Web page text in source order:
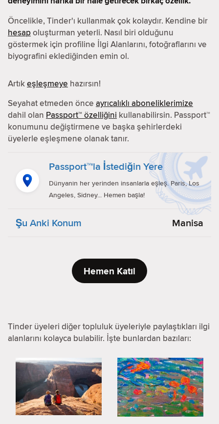
Öncelikle, Tinder'ı kullanmak çok kolaydır. Kendine bir
hesap oluşturman yeterli. Nasıl biri olduğunu
göstermek için profiline İlgi Alanlarını, fotoğraflarını ve
biyografini eklediğinden emin ol.
Artıkeşleşmeye hazırsın!
Seyahat etmeden önce ayrıcalıklı aboneliklerimize
dahil olan Passport™ özelliğini kullanabilirsin. Passport™
konumunu değiştirmene ve başka şehirlerdeki
üyelerle eşleşmene olanak tanır.
Passport™'la İstediğin Yere
Dünyanın her yerinden insanlarla eşleş. Paris, Los
Angeles, Sidney... Hemen başla!
Şu Anki Konum Manisa
Hemen Katıl
Tinder üyeleri diğer topluluk üyeleriyle paylaştıkları ilgi
alanlarını kolayca bulabilir. İşte bunlardan bazıları: